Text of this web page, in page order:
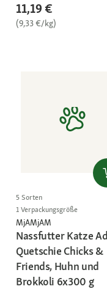
11,19 €
(9,33 €/kg)
5 Sorten
1 Verpackungsgröße
MjAMjAM
Nassfutter Katze
Quetschie Chicks &
Friends, Huhn und
Brokkoli 6x300 g